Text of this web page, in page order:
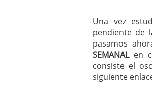
Una vez
pendiente de
pasamos
SEMANALen
consiste el
siguiente